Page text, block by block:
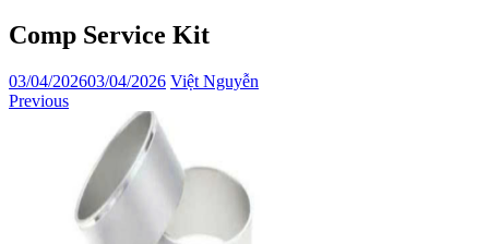
Comp Service Kit
03/04/202603/04/2026 Việt Nguyễn
Previous